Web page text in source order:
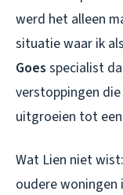
werd het alleen
situatie waar ik als
Goes specialist
verstoppingen
uitgroeien tot
Wat Lien niet
oudere woningen